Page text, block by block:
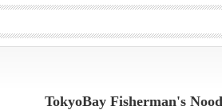
TokyoBay Fisherman's